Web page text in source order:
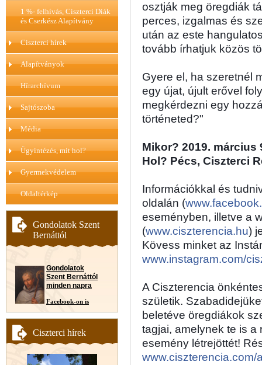
1 %- felhívás, Ciszterci Diák
és Cserkész Alapítvány
Ciszterci hírek
Alapítványok
Hírarchívum
Sajtószoba
Média
Ügyintézés, mit hol?
Gyermekvédelem
Oldaltérkép
Gondolatok Szent
Bernáttól
Gondolatok
Szent Bernáttól
minden napra
Facebook-on is
Ciszterci hírek
osztják meg öregdiák
perces, izgalmas és
után az este
tovább írhatjuk közös
Gyere el, ha szeretnél
egy újat, újult erővel
megkérdezni egy
történeted?"
Mikor? 2019. március
Hol? Pécs, Ciszterci
Információkkal és
oldalán (
eseményben, illetve a
(www.ciszterencia.hu)
www.instagram.com/
A Ciszterencia
születik.
beletéve öregdiákok
tagjai, amelynek te is a
www.ciszterencia.com/